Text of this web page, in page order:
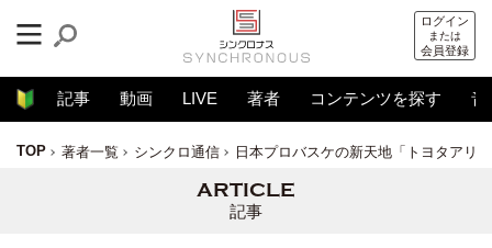
ログイン
または
会員登録
記事 動画 LIVE 著者 コンテンツを探す 音
TOP 著者一覧 シンクロ通信 日本プロバスケの新天地「トヨタアリ
記事